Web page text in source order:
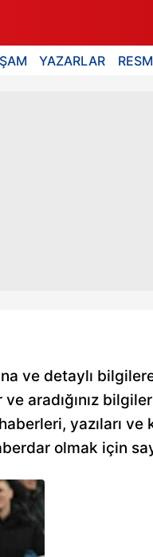
YAZARLAR
ve detaylı
aradığınız
yazıları
olmak için